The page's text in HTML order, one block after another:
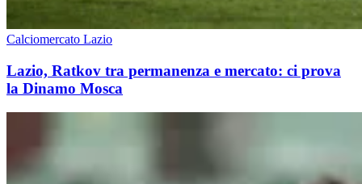
Calciomercato Lazio
Lazio, Ratkov tra permanenza e mercato: ci prova
la Dinamo Mosca